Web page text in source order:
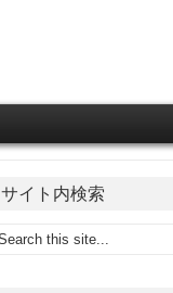
サイト内検索